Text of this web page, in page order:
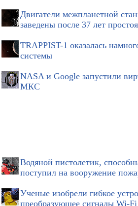
Двигатели межпланетной
заведены после 37 лет простоя
TRAPPIST-1 оказалась
системы
NASA и Google запустили
МКС
Водяной пистолетик,
поступил на вооружение
Ученые изобрели гибкое
преобразующее сигналы Wi-Fi